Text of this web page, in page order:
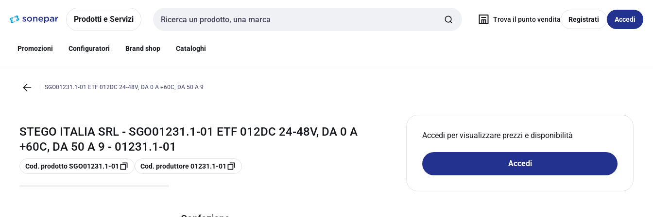
navigazionealla
Prodotti e Servizi
Cerca input
Trova il punto vendita Registrati Accedi
Promozioni Configuratori Brand shop Cataloghi
SGO01231.1-01 ETF 012DC 24-48V, DA 0 A +60C, DA 50 A 9
STEGO ITALIA SRL - SGO01231.1-01 ETF 012DC 24-48V, DA 0 A
+60C, DA 50 A 9 - 01231.1-01
copia
Cod. prodotto SGO01231.1-01 copia
Cod. produttore 01231.1-01
Accedi per visualizzare prezzi e disponibilità
Accedi